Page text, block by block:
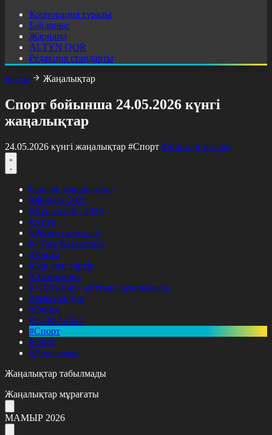
Корпорация туралы
Байланыс
Жарнама
ALTYN QOR
Редакция стандарты
Басты
Жаңалықтар
Спорт бойынша 24.05.2026 күнгі
жаңалықтар
24.05.2026 күнгі жаңалықтар #Спорт Фильтрді тазалау
Барлық жаңалықтар
#Жолдау 2025
#Құрылтай - 2026
#Апта
#Ресми оқиғалар
#«Таза Қазақстан»
#Қоғам
#Заң мен тәртіп
#Экономика
#«100 кітап» ұлттық сауалнамасы
#Референдум
#Оқиға
#EURO 2024
#Спорт
#Әлем
#Денсаулық
Жаңалықтар табылмады
Жаңалықтар мұрағаты
МАМЫР 2026